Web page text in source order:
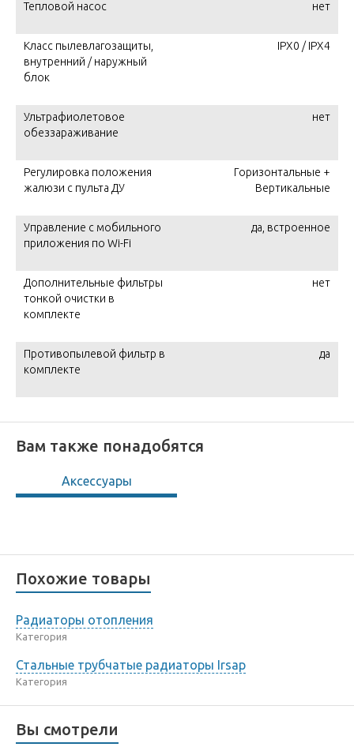
Тепловой насос нет
Класс пылевлагозащиты,
внутренний / наружный
блок
IPX0 / IPX4
Ультрафиолетовое
обеззараживание
нет
Регулировка положения
жалюзи с пульта ДУ
Горизонтальные +
Вертикальные
Управление c мобильного
приложения по Wi-Fi
да, встроенное
Дополнительные фильтры
тонкой очистки в
комплекте
нет
Противопылевой фильтр в
комплекте
да
Вам также понадобятся
Аксессуары
Похожие товары
Радиаторы отопления
Категория
Стальные трубчатые радиаторы Irsap
Категория
Вы смотрели